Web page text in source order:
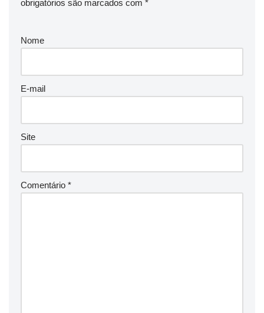
obrigatórios são marcados com *
Nome
E-mail
Site
Comentário *